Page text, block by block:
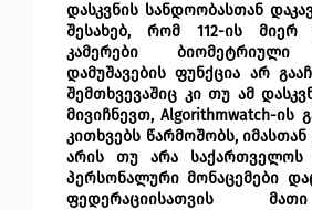
დასკვნის სანდოობასთან
შესახებ, რომ 112-ის მიერ
კამერები ბიომეტრიული
დამუშავების ფუნქცია არ
შემთხვევაშიც კი თუ ამ
მივიჩნევთ, Algorithmwatch-ის
კითხვებს წარმოშობს,
არის თუ არა საქართველოს
პერსონალური მონაცემები
ფედერაციისათვის